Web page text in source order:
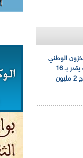
الوطني
من الكمامات يقدر بـ 16
مليونا مع إنتاج 2 مليون